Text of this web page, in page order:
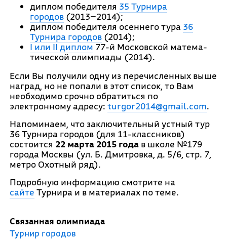
диплом по­беди­теля 35 Турнира
городов(2013−2014);
диплом по­беди­теля осеннего тура 36
Турнира городов(2014);
I или II диплом77-й Мос­ковс­кой ма­тема­
тичес­кой олим­пи­ады (2014).
Если Вы получили одну из перечисленных выше
наград, но не попали в этот список, то Вам
необходимо срочно обратиться по
электронному адресу: turgor2014@gmail.com.
Напоминаем, что заключительный устный тур
36 Турнира городов (для 11-классников)
состоится 22 марта 2015 годав школе №179
города Москвы (ул. Б. Дмитровка, д. 5/6, стр. 7,
метро Охотный ряд).
Подробную информацию смотрите на
сайте Турнира и в материалах по теме.
Связанная олимпиада
Турнир городов